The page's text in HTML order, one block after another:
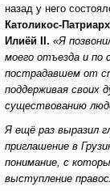
назад у него
Католикос-
Илиёй
II. «Я
моего отъезда и по
пострадавшем от
поддерживая своих
существованию
Я ещё раз выразил
приглашение в
понимание, с
выступление